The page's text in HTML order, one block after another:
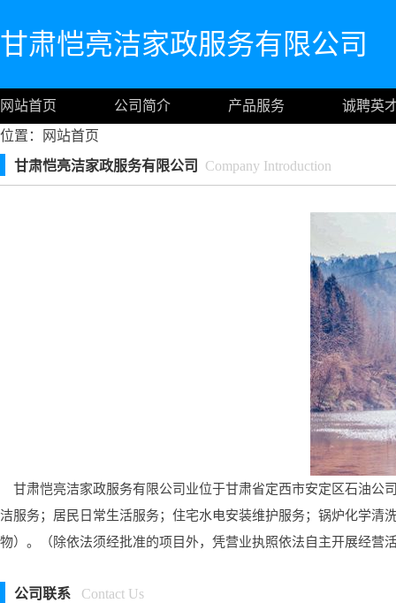
甘肃恺亮洁家政服务有限公司
网站首页 公司简介 产品服务
诚聘英
位置：
网站首页
甘肃恺亮洁家政服务有限公司
Company Introduction
甘肃恺亮洁家政服务有限公司业位于甘肃省定西市安定区石油公
洁服务；居民日常生活服务；住宅水电安装维护服务；锅炉化学
物）。（除依法须经批准的项目外，凭营业执照依法自主开展经营
公司联系 Contact Us